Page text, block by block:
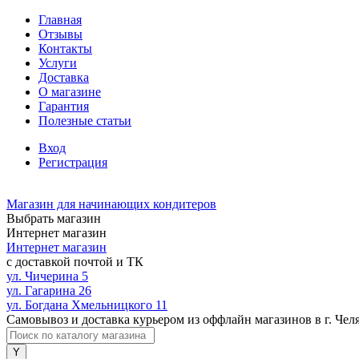
Главная
Отзывы
Контакты
Услуги
Доставка
О магазине
Гарантия
Полезные статьи
Вход
Регистрация
Магазин для начинающих кондитеров
Выбрать магазин
Интернет магазин
Интернет магазин
с доставкой почтой и ТК
ул. Чичерина 5
ул. Гагарина 26
ул. Богдана Хмельницкого 11
Самовывоз и доставка курьером из оффлайн магазинов в г.